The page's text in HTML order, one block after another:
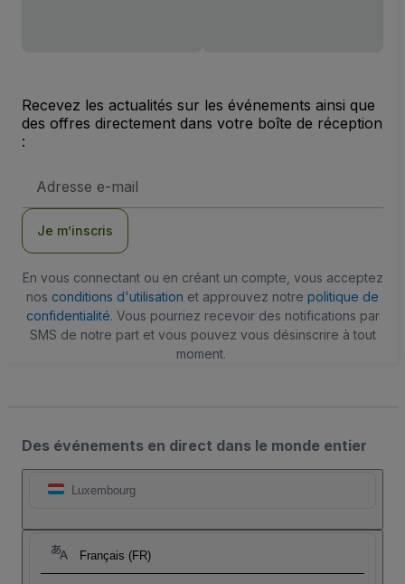
Recevez les actualités sur les événements ainsi que
des offres directement dans votre boîte de réception
:
e-
Je m’inscris
En vous connectant ou en créant un compte, vous acceptez
nos conditions d'utilisation et approuvez notre politique de
confidentialité. Vous pourriez recevoir des notifications par
SMS de notre part et vous pouvez vous désinscrire à tout
moment.
Des événements en direct dans le monde entier
Luxembourg
Français (FR)